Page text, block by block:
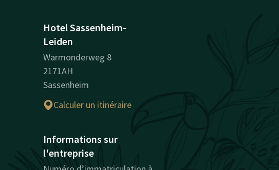
Hotel Sassenheim-
Leiden
Warmonderweg 8
2171AH
Sassenheim
Calculer un itinéraire
Informations sur
l'entreprise